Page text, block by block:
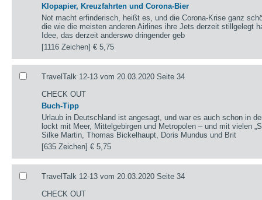
Klopapier, Kreuzfahrten und Corona-Bier
Not macht erfinderisch, heißt es, und die Corona-Krise ganz
die wie die meisten anderen Airlines ihre Jets derzeit stillgelegt
Idee, das derzeit anderswo dringender geb
[1116 Zeichen]€ 5,75
TravelTalk 12-13 vom 20.03.2020 Seite 34
CHECK OUT
Buch-Tipp
Urlaub in Deutschland ist angesagt, und war es auch schon in
lockt mit Meer, Mittelgebirgen und Metropolen – und mit vielen
Silke Martin, Thomas Bickelhaupt, Doris Mundus und Brit
[635 Zeichen]€ 5,75
TravelTalk 12-13 vom 20.03.2020 Seite 34
CHECK OUT